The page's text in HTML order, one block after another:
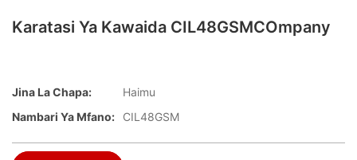
Karatasi Ya Kawaida CIL48GSMCOmpany
Jina La Chapa:
Haimu
Nambari Ya Mfano:
CIL48GSM